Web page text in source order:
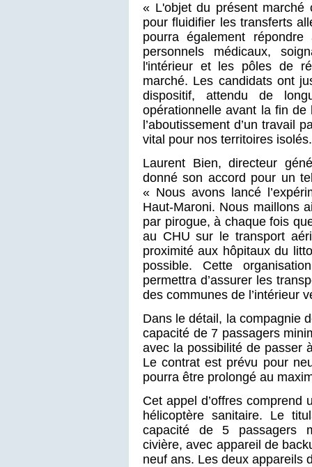
« L'objet du présent
pour fluidifier les transferts
pourra également
personnels médicaux,
l'intérieur et les pôles de
marché. Les candidats ont
dispositif, attendu de
opérationnelle avant la fin de
l’aboutissement d’un travail
vital pour nos territoires isolés.
Laurent Bien, directeur
donné son accord pour un
« Nous avons lancé
Haut-Maroni. Nous maillons
par pirogue, à chaque fois
au CHU sur le transport
proximité aux hôpitaux du
possible. Cette
permettra d’assurer les
des communes de l’intérieur
Dans le détail, la compagnie
capacité de 7 passagers
avec la possibilité de passer
Le contrat est prévu pour
pourra être prolongé au
Cet appel d’offres comprend
hélicoptère sanitaire. Le
capacité de 5 passagers
civière, avec appareil de
neuf ans. Les deux appareils